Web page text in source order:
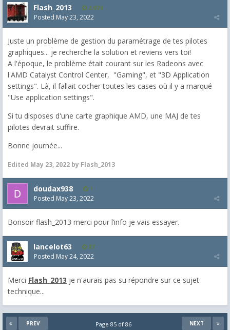
Flash_2013 2,074
Posted May 23, 2022
Juste un problème de gestion du paramétrage de tes pilotes
graphiques... je recherche la solution et reviens vers toi!
A l'époque, le problème était courant sur les Radeons avec
l'AMD Catalyst Control Center, "Gaming", et "3D Application
settings". Là, il fallait cocher toutes les cases où il y a marqué
"Use application settings".
Si tu disposes d'une carte graphique AMD, une MAJ de tes
pilotes devrait suffire.
Bonne journée...
Edited May 23, 2022 by Flash_2013
doudax938 1
Posted May 23, 2022
Bonsoir flash_2013 merci pour l’info je vais essayer.
lancelot63 87
Posted May 24, 2022
Merci Flash_2013 je n'aurais pas su répondre sur ce sujet
technique...
PREV NEXT
Page 85 of 86